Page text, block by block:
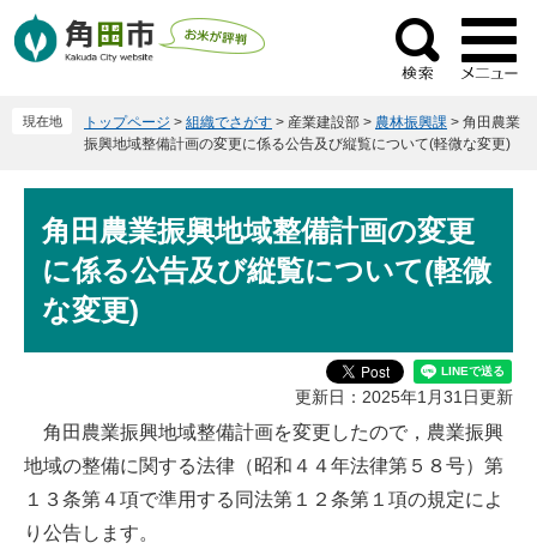
ー
ニ
検
索
現在地 トップページ > 組織でさがす > 産業建設部 > 農林振興課 > 角田農業
振興地域整備計画の変更に係る公告及び縦覧について(軽微な変更)
文角田農業振興地域整備計画の変更
に係る公告及び縦覧について(軽微
な変更)
更新日：2025年1月31日更新
角田農業振興地域整備計画を変更したので，農業振興
地域の整備に関する法律（昭和４４年法律第５８号）第
１３条第４項で準用する同法第１２条第１項の規定によ
り公告します。